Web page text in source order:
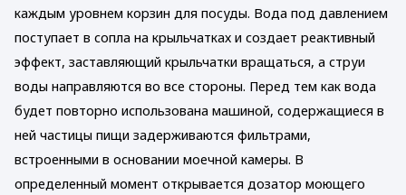
каждым уровнем корзин для посуды. Вода под давлением
поступает в сопла на крыльчатках и создает реактивный
эффект, заставляющий крыльчатки вращаться, а струи
воды направляются во все стороны. Перед тем как вода
будет повторно использована машиной, содержащиеся в
ней частицы пищи задерживаются фильтрами,
встроенными в основании моечной камеры. В
определенный момент открывается дозатор моющего